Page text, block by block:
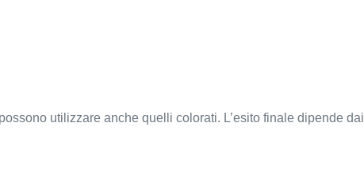
utilizzare anche quelli colorati. L’esito finale dipende dai